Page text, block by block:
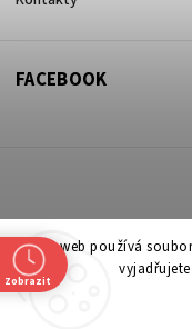
Tento web používá
FACEBOOK
Copyright 2026 ZOO
Zobrazit